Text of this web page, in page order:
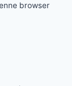
browser